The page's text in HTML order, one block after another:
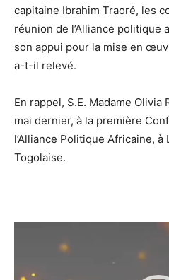
capitaine Ibrahim Traoré, les
réunion de l’Alliance politique
son appui pour la mise en
a-t-il relevé.
En rappel, S.E. Madame
mai dernier, à la première
l’Alliance Politique Africaine,
Togolaise.